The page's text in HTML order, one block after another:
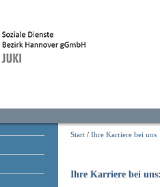
Start / Ihre Karriere bei uns
Ihre Karriere bei